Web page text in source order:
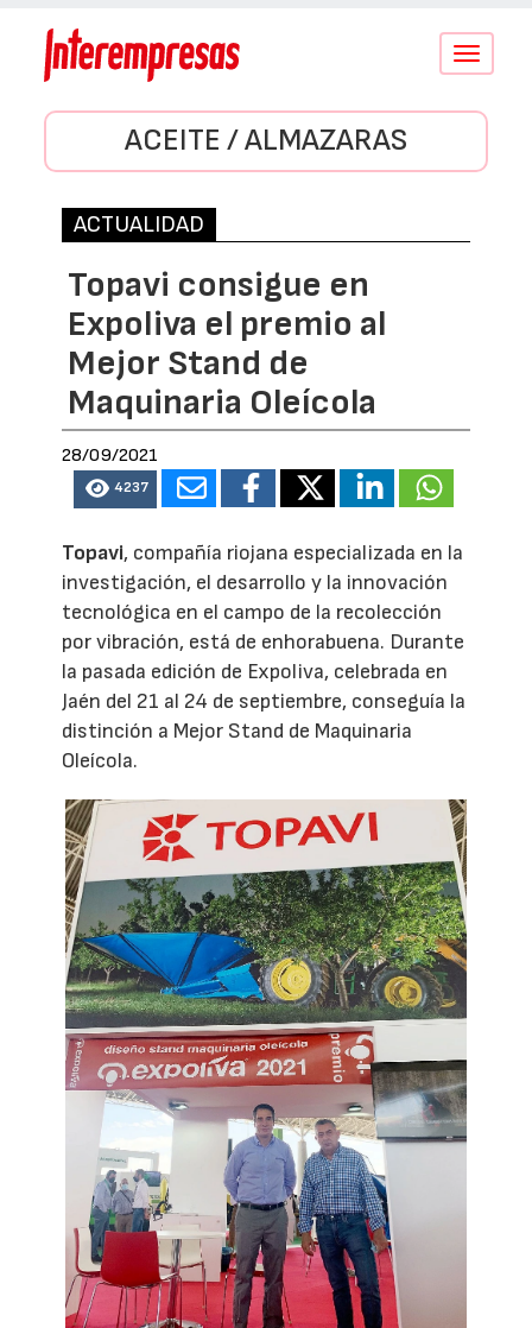
Conmutar
ACEITE / ALMAZARAS
ACTUALIDAD
Topavi consigue en
Expoliva el premio al
Mejor Stand de
Maquinaria Oleícola
28/09/2021
4237
Topavi, compañía riojana especializada en la
investigación, el desarrollo y la innovación
tecnológica en el campo de la recolección
por vibración, está de enhorabuena. Durante
la pasada edición de Expoliva, celebrada en
Jaén del 21 al 24 de septiembre, conseguía la
distinción a Mejor Stand de Maquinaria
Oleícola.